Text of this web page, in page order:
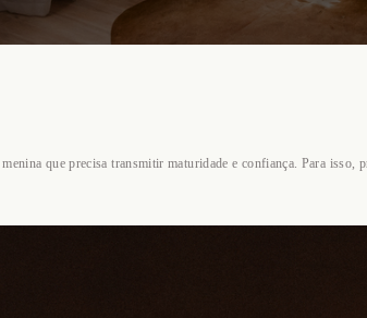
que precisa transmitir maturidade e confiança. Para